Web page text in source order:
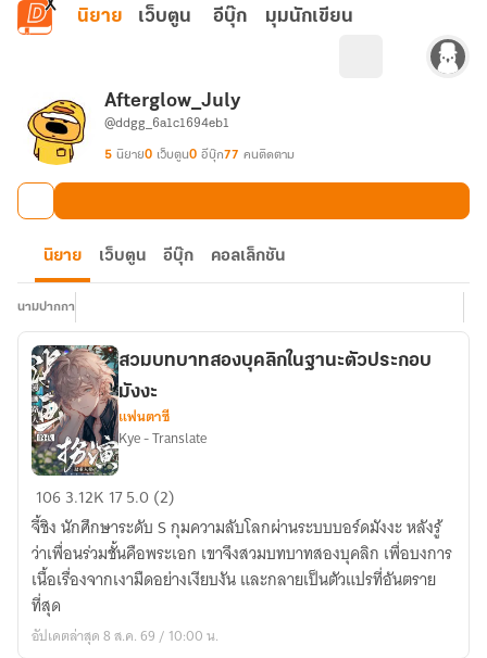
ข้ามไปยังเนื้อหาหลัก
นิยาย เว็บตูน อีบุ๊ก มุมนักเขียน
Afterglow_July
@ddgg_6a1c1694eb1
5 นิยาย0 เว็บตูน0 อีบุ๊ก77 คนติดตาม
นิยาย เว็บตูน อีบุ๊ก คอลเล็กชัน
นามปากกา
สวม
บทบาท
สอง
บุคลิก
ใน
ฐานะ
ตัว
สวมบทบาทสองบุคลิกในฐานะตัวประกอบ
มังงะ
แฟนตาซี
Kye - Translate
1063.12K 175.0 (2)
จี้ชิง นักศึกษาระดับ S กุมความลับโลกผ่านระบบบอร์ดมังงะ หลังรู้
ว่าเพื่อนร่วมชั้นคือพระเอก เขาจึงสวมบทบาทสองบุคลิก เพื่อบงการ
เนื้อเรื่องจากเงามืดอย่างเงียบงัน และกลายเป็นตัวแปรที่อันตราย
ที่สุด
อัปเดตล่าสุด 8 ส.ค. 69 / 10:00 น.